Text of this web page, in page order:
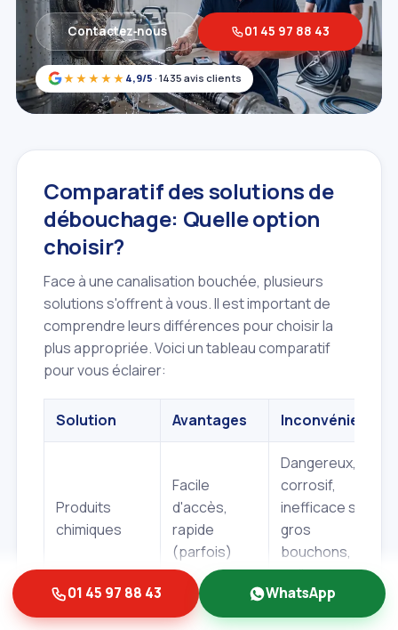
★★★★★ 4,9/5 · 1435 avis clients
Contactez‑nous 01 45 97 88 43
Comparatif des solutions de
débouchage: Quelle option
choisir?
Face à une canalisation bouchée, plusieurs
solutions s'offrent à vous. Il est important de
comprendre leurs différences pour choisir la
plus appropriée. Voici un tableau comparatif
pour vous éclairer:
Solution Avantages Inconvénients
Produits
chimiques
Facile
d'accès,
rapide
(parfois)
Dangereux,
corrosif,
inefficace sur
gros
bouchons,
polluant
Peut être
01 45 97 88 43 WhatsApp